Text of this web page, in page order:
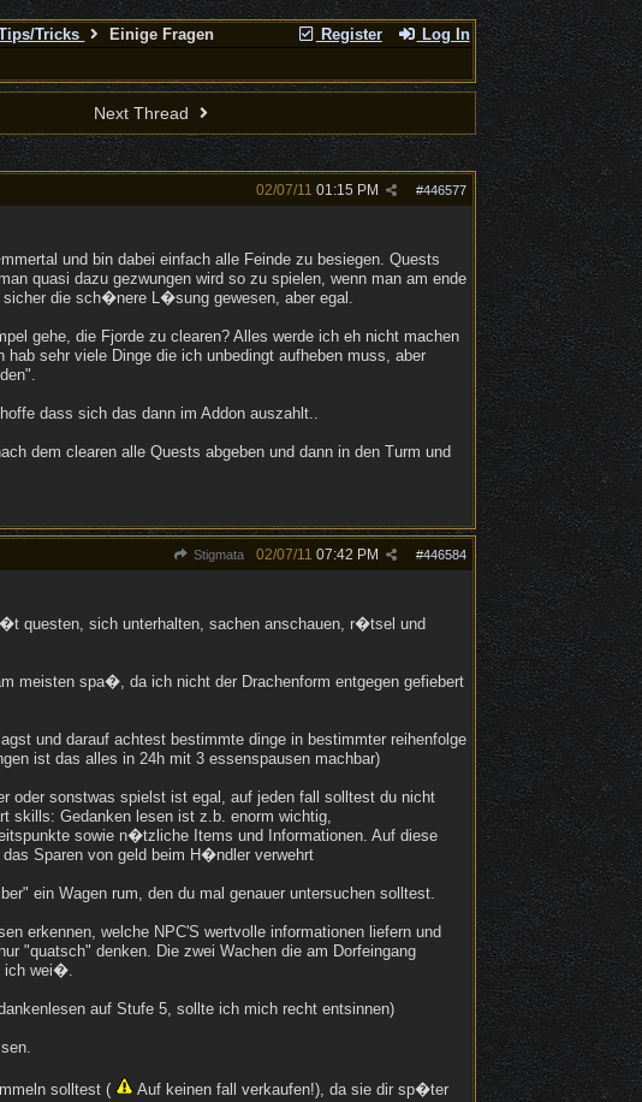
Register Log In
Tricks
Einige Fragen
Next Thread
#446577
02/07/11 01:15 PM
und bin dabei einfach alle Feinde zu besiegen. Quests
quasi dazu gezwungen wird so zu spielen, wenn man am ende
die sch�nere L�sung gewesen, aber egal.
gehe, die Fjorde zu clearen? Alles werde ich eh nicht machen
sehr viele Dinge die ich unbedingt aufheben muss, aber
dass sich das dann im Addon auszahlt..
dem clearen alle Quests abgeben und dann in den Turm und
Stigmata #446584
02/07/11 07:42 PM
questen, sich unterhalten, sachen anschauen, r�tsel und
meisten spa�, da ich nicht der Drachenform entgegen gefiebert
und darauf achtest bestimmte dinge in bestimmter reihenfolge
ist das alles in 24h mit 3 essenspausen machbar)
oder sonstwas spielst ist egal, auf jeden fall solltest du nicht
skills: Gedanken lesen ist z.b. enorm wichtig,
sowie n�tzliche Items und Informationen. Auf diese
Sparen von geld beim H�ndler verwehrt
ein Wagen rum, den du mal genauer untersuchen solltest.
erkennen, welche NPC'S wertvolle informationen liefern und
"quatsch" denken. Die zwei Wachen die am Dorfeingang
ich wei�.
auf Stufe 5, sollte ich mich recht entsinnen)
solltest (
Auf keinen fall verkaufen!), da sie dir sp�ter